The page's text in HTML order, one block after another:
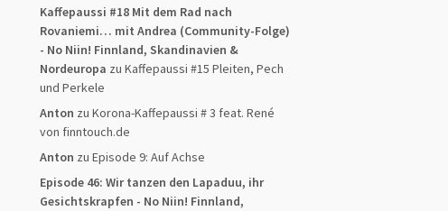
Kaffepaussi #18 Mit dem Rad nach
Rovaniemi… mit Andrea (Community-Folge)
- No Niin! Finnland, Skandinavien &
Nordeuropa zu Kaffepaussi #15 Pleiten, Pech
und Perkele
Anton zu Korona-Kaffepaussi # 3 feat. René
von finntouch.de
Anton zu Episode 9: Auf Achse
Episode 46: Wir tanzen den Lapaduu, ihr
Gesichtskrapfen - No Niin! Finnland,